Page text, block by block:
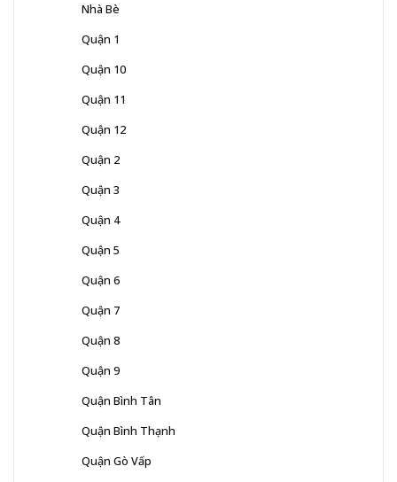
Nhà Bè
Quận 1
Quận 10
Quận 11
Quận 12
Quận 2
Quận 3
Quận 4
Quận 5
Quận 6
Quận 7
Quận 8
Quận 9
Quận Bình Tân
Quận Bình Thạnh
Quận Gò Vấp